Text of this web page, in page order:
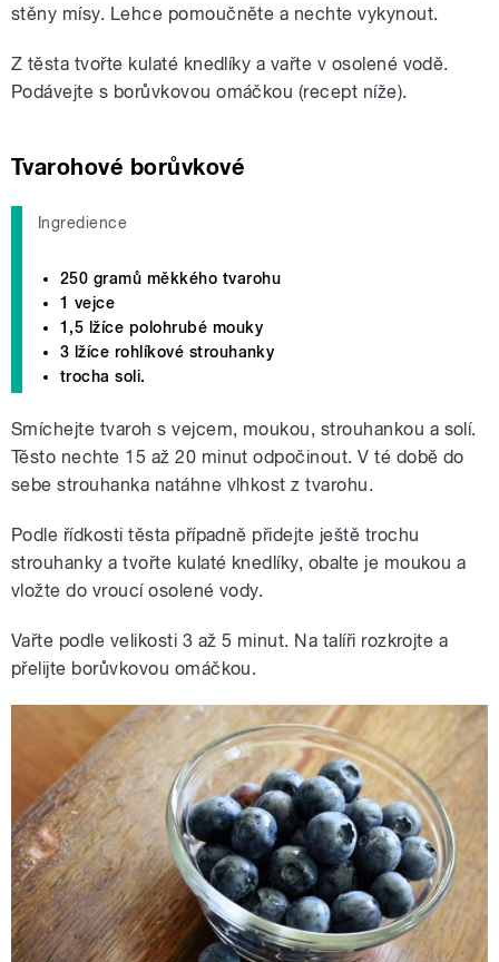
stěny mísy. Lehce pomoučněte a nechte vykynout.
Z těsta tvořte kulaté knedlíky a vařte v osolené vodě.
Podávejte s borůvkovou omáčkou (recept níže).
Tvarohové borůvkové
Ingredience
250 gramů měkkého tvarohu
1 vejce
1,5 lžíce polohrubé mouky
3 lžíce rohlíkové strouhanky
trocha soli.
Smíchejte tvaroh s vejcem, moukou, strouhankou a solí.
Těsto nechte 15 až 20 minut odpočinout. V té době do
sebe strouhanka natáhne vlhkost z tvarohu.
Podle řídkosti těsta případně přidejte ještě trochu
strouhanky a tvořte kulaté knedlíky, obalte je moukou a
vložte do vroucí osolené vody.
Vařte podle velikosti 3 až 5 minut. Na talíři rozkrojte a
přelijte borůvkovou omáčkou.